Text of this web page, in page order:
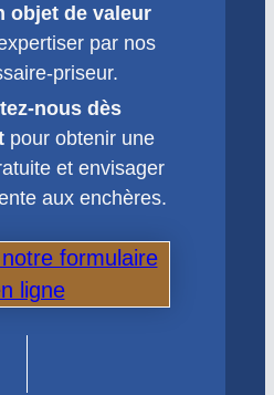
objet de valeur
par nos
priseur.
nous dès
pour obtenir une
et envisager
aux enchères.
formulaire
ligne